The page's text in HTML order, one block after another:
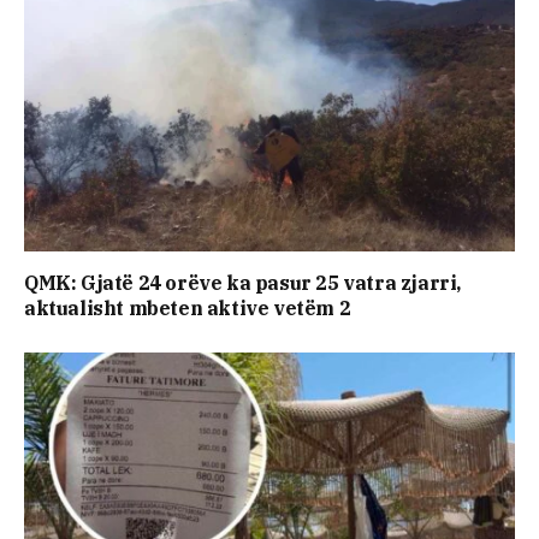
QMK: Gjatë 24 orëve ka pasur 25 vatra zjarri,
aktualisht mbeten aktive vetëm 2